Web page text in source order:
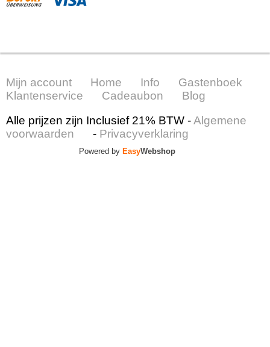
Mijn account Home Info
Gastenboek
Klantenservice
Cadeaubon
Blog
Alle prijzen zijn Inclusief 21% BTW -Algemene
voorwaarden
- Privacyverklaring
Powered by EasyWebshop